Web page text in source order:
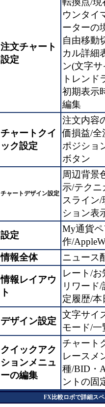
注文チャート
設定
ウンタイ
ーターの
自由移動
カル詳細
ン(文字
トレンド
初期表示
編集
チャートクイ
ック設定
注文内容
価損益/全
ポジショ
ボタン
チャートデザイン設定
周辺背景
示/テク
スライン
ション表
設定
My通貨
作/
情報全体
ニュース
情報レイアウ
ト
レート/
リワード
定履歴/本
デザイン設定
文字サイ
モード/一
クイックアク
ションメニュ
ーの編集
チャート
レースメ
種/BID・
ントの固
FX比較ロボで詳細ス